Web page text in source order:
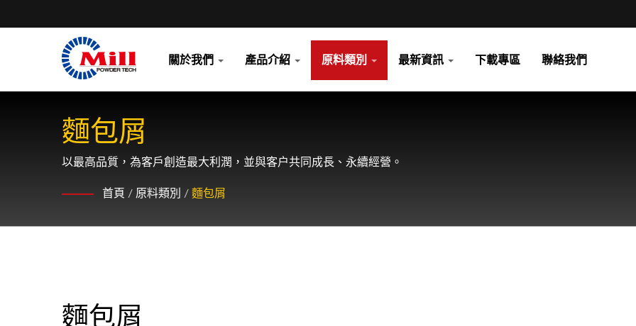
關於我們 產品介紹 原料類別 最新資訊 下載專區 聯絡我們
麵包屑
以最高品質，為客戶創造最大利潤，並與客户共同成長、永續經營。
首頁 / 原料類別 / 麵包屑
麵包屑